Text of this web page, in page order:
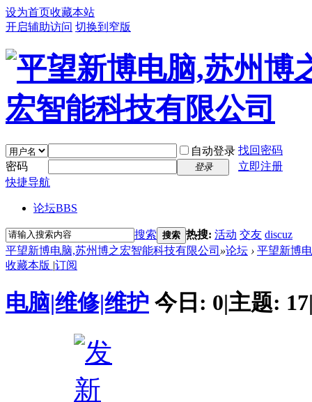
设为首页收藏本站
开启辅助访问 切换到窄版
自动登录 找回密码
密码
登录
立即注册
快捷导航
论坛BBS
搜索 搜索 热搜: 活动 交友 discuz
平望新博电脑,苏州博之宏智能科技有限公司 »论坛 › 平望新博
收藏本版 |订阅
电脑|维修|维护 今日: 0|主题: 17